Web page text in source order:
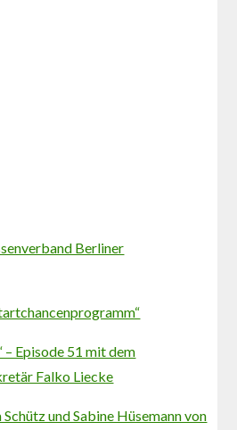
Berliner
– Episode 51 mit dem
Falko Liecke
und Sabine Hüsemann von